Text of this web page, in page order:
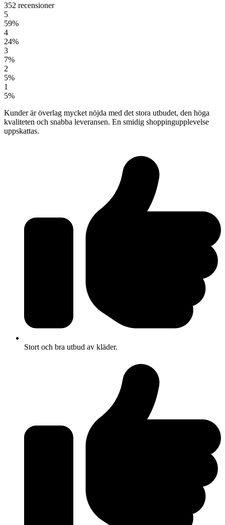
352 recensioner
5
59%
4
24%
3
7%
2
5%
1
5%
Kunder är överlag mycket nöjda med det stora utbudet, den höga
kvaliteten och snabba leveransen. En smidig shoppingupplevelse
uppskattas.
Stort och bra utbud av kläder.